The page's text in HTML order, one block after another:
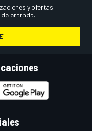
y ofertas
entrada.